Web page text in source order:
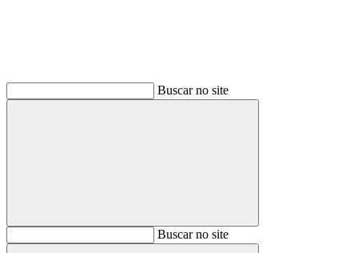
Buscar no site
BuscarBuscar no site